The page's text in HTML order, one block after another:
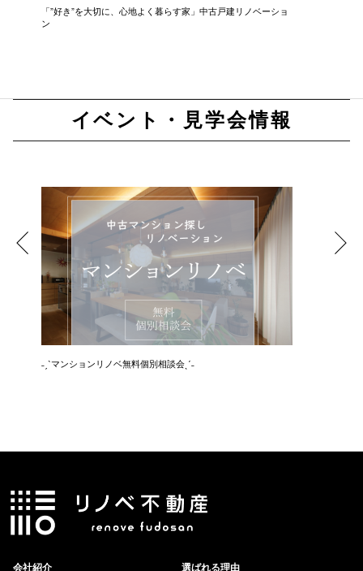
「”好き”を大切に、心地よく暮らす家」中古戸建リノベーショ
ン
イベント・見学会情報
˗ˏˋマンションリノベ無料個別相談会ˎˊ˗
会社紹介 選ばれる理由